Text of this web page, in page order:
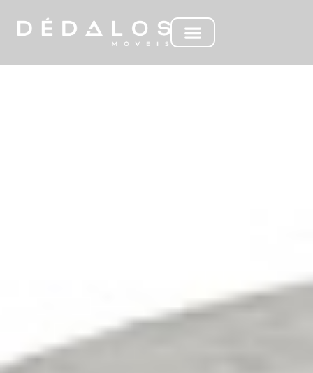
MC CADMO